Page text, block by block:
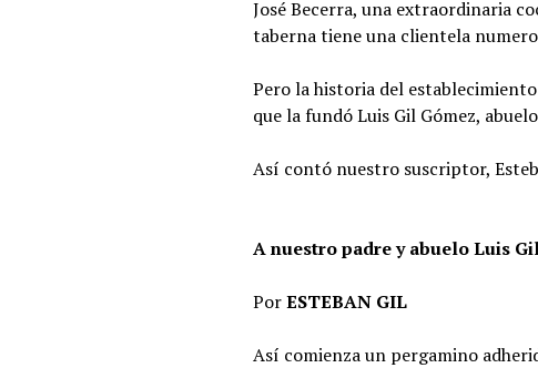
José Becerra, una extraordinaria
taberna tiene una clientela
Pero la historia del
que la fundó Luis Gil Gómez,
Así contó nuestro suscriptor,
A nuestro padre y abuelo Luis
PorESTEBAN GIL
Así comienza un pergamino